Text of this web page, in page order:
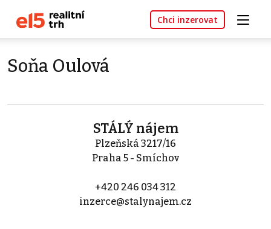
Chci inzerovat
Soňa Oulová
STÁLÝ nájem
Plzeňská 3217/16
Praha 5 - Smíchov
+420 246 034 312
inzerce@stalynajem.cz